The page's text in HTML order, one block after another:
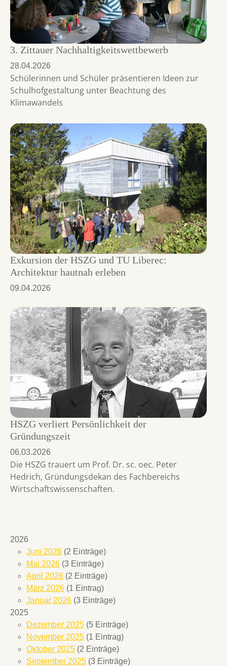
3. Zittauer Nachhaltigkeitswettbewerb
28.04.2026
Schülerinnen und Schüler präsentieren Ideen zur
Schulhofgestaltung unter Beachtung des
Klimawandels
Exkursion der HSZG und TU Liberec:
Architektur hautnah erleben
09.04.2026
HSZG verliert Persönlichkeit der
Gründungszeit
06.03.2026
Die HSZG trauert um Prof. Dr. sc. oec. Peter
Hedrich, Gründungsdekan des Fachbereichs
Wirtschaftswissenschaften.
2026
Juni 2026 (2 Einträge)
Mai 2026 (3 Einträge)
April 2026 (2 Einträge)
März 2026 (1 Eintrag)
Januar 2026 (3 Einträge)
2025
Dezember 2025 (5 Einträge)
November 2025 (1 Eintrag)
Oktober 2025 (2 Einträge)
September 2025 (3 Einträge)